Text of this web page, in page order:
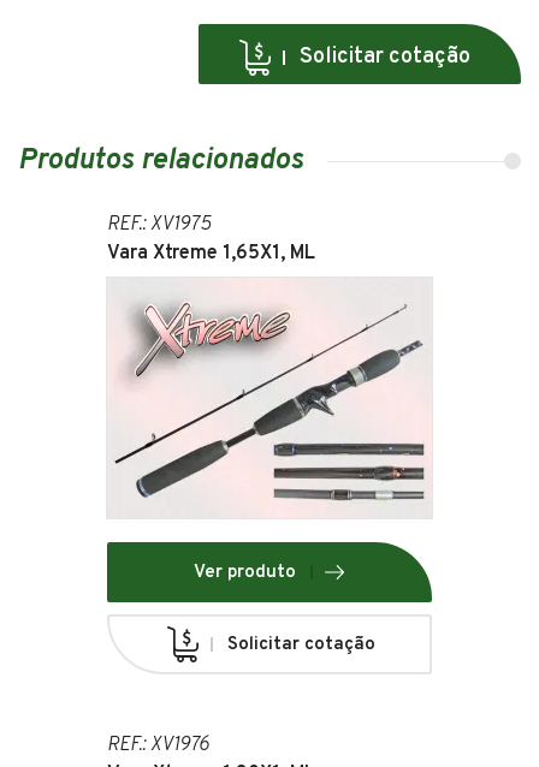
Solicitar cotação
Produtos relacionados
REF.: XV1975
Vara Xtreme 1,65X1, ML
Ver produto
Solicitar cotação
REF.: XV1976